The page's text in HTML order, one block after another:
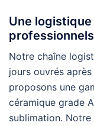
Une
professionnels
Notre chaîne
jours ouvrés
proposons une
céramique grade
sublimation. Notre